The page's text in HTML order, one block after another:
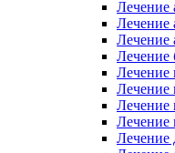
Лечение
Лечение
Лечение
Лечение
Лечение
Лечение
Лечение
Лечение
Лечение